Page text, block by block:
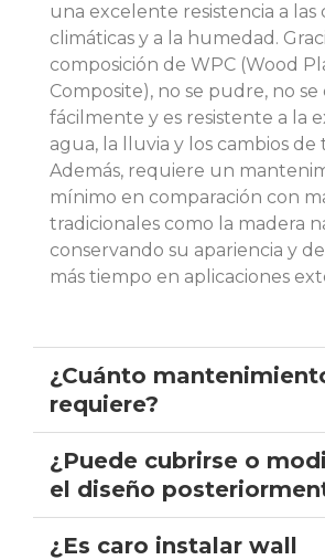
una excelente resistencia a las
climáticas y a la humedad.
composición de WPC (Wood
Composite), no se pudre, no
fácilmente y es resistente a la
agua, la lluvia y los cambios
Además, requiere un
mínimo en comparación con
tradicionales como la madera
conservando su apariencia y
más tiempo en aplicaciones
¿Cuánto
requiere?
¿Puede cubrirse o
el diseño
¿Es caro instalar wall